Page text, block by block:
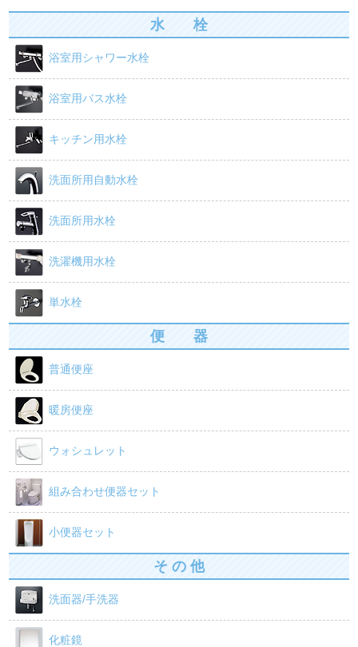
o
o
k
水 栓
浴室用シャワー水栓
浴室用バス水栓
キッチン用水栓
洗面所用自動水栓
洗面所用水栓
洗濯機用水栓
単水栓
便 器
普通便座
暖房便座
ウォシュレット
組み合わせ便器セット
小便器セット
そ の 他
洗面器/手洗器
化粧鏡